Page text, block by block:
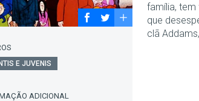
E JUVENIS
ADICIONAL
família,
que
clã